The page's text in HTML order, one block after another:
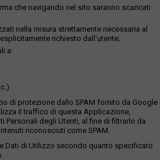
che navigando nel sito saranno scaricati
nella misura strettamente necessaria al
richiesto dall'utente;
a:
di protezione dallo SPAM fornito da Google
il traffico di questa Applicazione,
Personali degli Utenti, al fine di filtrarlo da
riconosciuti come SPAM.
Dati di Utilizzo secondo quanto specificato